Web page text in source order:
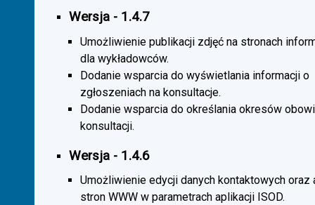
Wersja - 1.4.7
Umożliwienie publikacji zdjęć na stronach
dla wykładowców.
Dodanie wsparcia do wyświetlania informacji o
zgłoszeniach na konsultacje.
Dodanie wsparcia do określania okresów
konsultacji.
Wersja - 1.4.6
Umożliwienie edycji danych kontaktowych oraz
stron WWW w parametrach aplikacji ISOD.